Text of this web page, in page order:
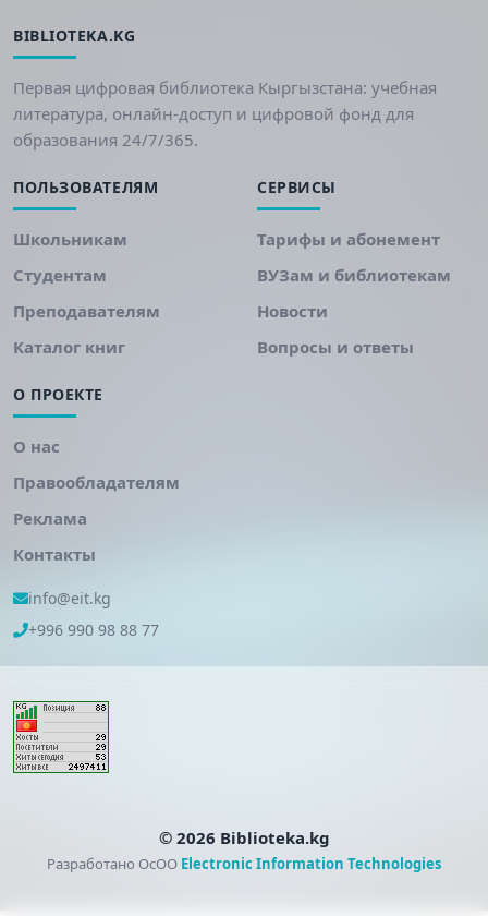
BIBLIOTEKA.KG
Первая цифровая библиотека Кыргызстана: учебная
литература, онлайн-доступ и цифровой фонд для
образования 24/7/365.
ПОЛЬЗОВАТЕЛЯМ
Школьникам
Студентам
Преподавателям
Каталог книг
СЕРВИСЫ
Тарифы и абонемент
ВУЗам и библиотекам
Новости
Вопросы и ответы
О ПРОЕКТЕ
О нас
Правообладателям
Реклама
Контакты
info@eit.kg
+996 990 98 88 77
© 2026 Biblioteka.kg
Разработано ОсОО Electronic Information Technologies